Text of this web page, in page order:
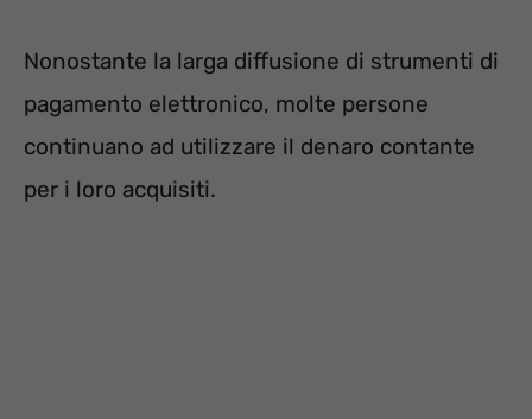
Nonostante la larga diffusione di strumenti di
pagamento elettronico, molte persone
continuano ad utilizzare il denaro contante
per i loro acquisiti.